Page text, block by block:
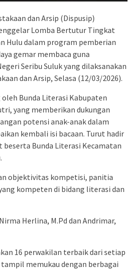
dan Arsip (Dispusip)
Lomba Bertutur Tingkat
Hulu dalam program pemberian
gemar membaca guna
Seribu Suluk yang dilaksanakan
dan Arsip, Selasa (12/03/2026).
Bunda Literasi Kabupaten
yang memberikan dukungan
potensi anak-anak dalam
kembali isi bacaan. Turut hadir
beserta Bunda Literasi Kecamatan
objektivitas kompetisi, panitia
kompeten di bidang literasi dan
Herlina, M.Pd dan Andrimar,
16 perwakilan terbaik dari setiap
memukau dengan berbagai